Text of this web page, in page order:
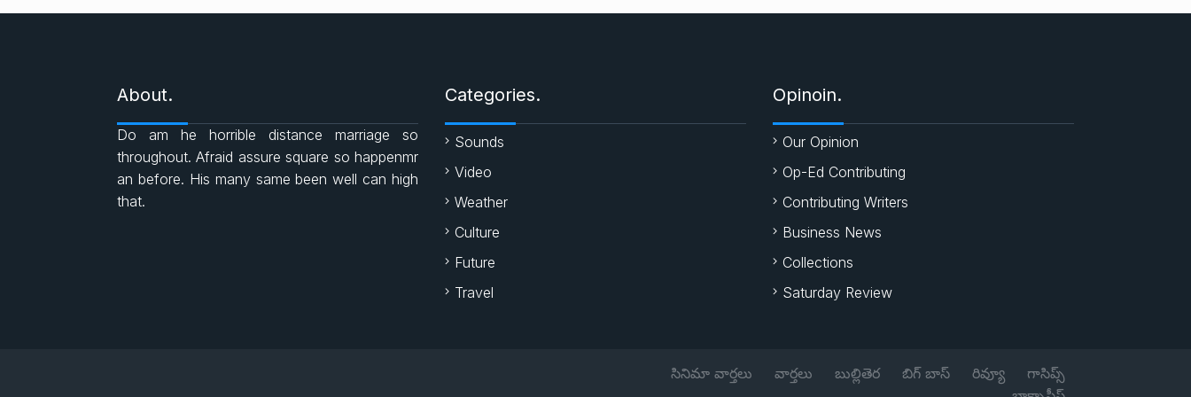
e
c
b
o
o
k
a
p
i
About.
Do am he horrible distance marriage so
throughout. Afraid assure square so happenmr
an before. His many same been well can high
that.
Categories.
Sounds
Video
Weather
Culture
Future
Travel
Opinoin.
Our Opinion
Op-Ed Contributing
Contributing Writers
Business News
Collections
Saturday Review
సినిమా వార్తలు వార్తలు బుల్లితెర బిగ్ బాస్ రివ్యూ
గాసిప్స్